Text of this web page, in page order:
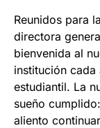
Reunidos para
directora
bienvenida al
institución
estudiantil. La
sueño
aliento